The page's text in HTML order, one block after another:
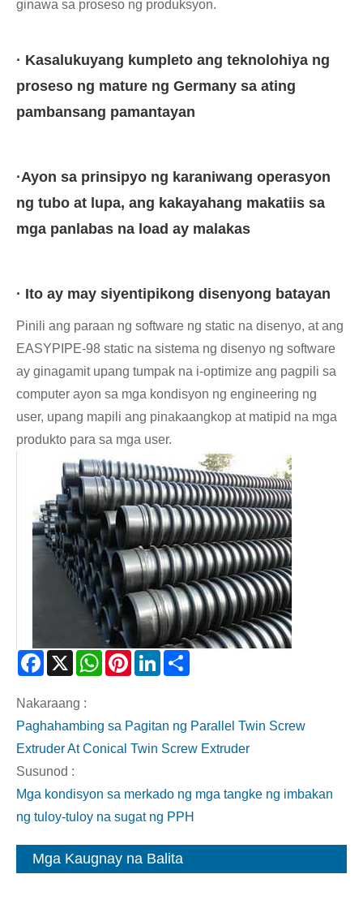
ginawa sa proseso ng produksyon.
· Kasalukuyang kumpleto ang teknolohiya ng
proseso ng mature ng Germany sa ating
pambansang pamantayan
·Ayon sa prinsipyo ng karaniwang operasyon
ng tubo at lupa, ang kakayahang makatiis sa
mga panlabas na load ay malakas
· Ito ay may siyentipikong disenyong batayan
Pinili ang paraan ng software ng static na disenyo, at ang
EASYPIPE-98 static na sistema ng disenyo ng software
ay ginagamit upang tumpak na i-optimize ang pagpili sa
computer ayon sa mga kondisyon ng engineering ng
user, upang mapili ang pinakaangkop at matipid na mga
produkto para sa mga user.
Facebook
X WhatsAppPinterestLinkedIn
Nakaraang :
Paghahambing sa Pagitan ng Parallel Twin Screw
Extruder At Conical Twin Screw Extruder
Susunod :
Mga kondisyon sa merkado ng mga tangke ng imbakan
ng tuloy-tuloy na sugat ng PPH
Mga Kaugnay na Balita